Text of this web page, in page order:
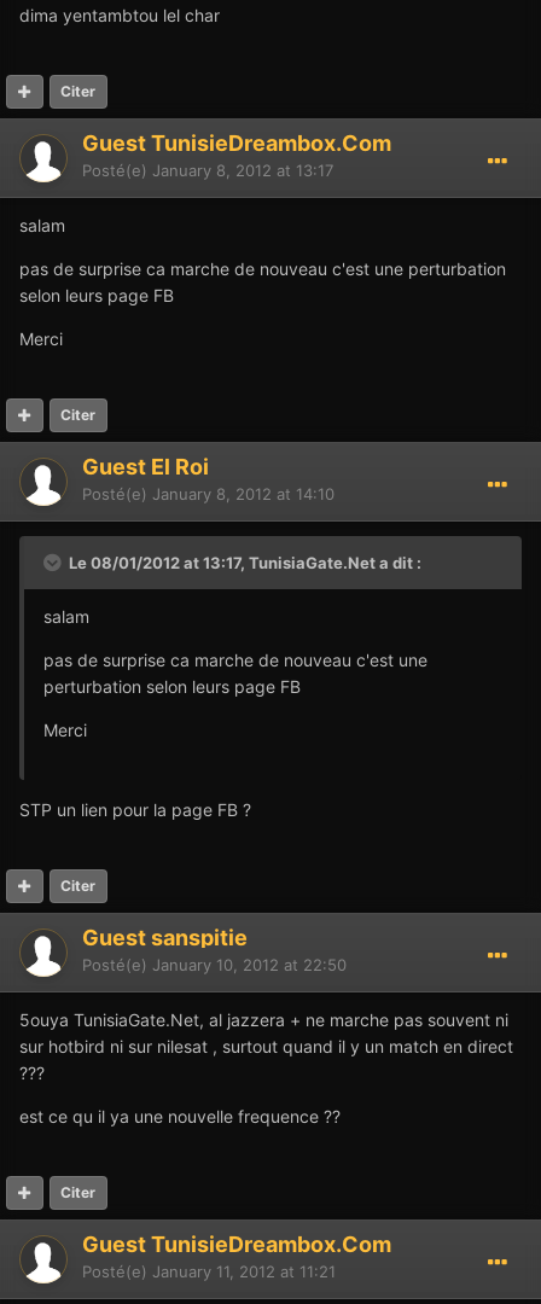
dima yentambtou lel char
Citer
Guest TunisieDreambox.Com
Posté(e) January 8, 2012 at 13:17
salam
pas de surprise ca marche de nouveau c'est une perturbation
selon leurs page FB
Merci
Citer
Guest El Roi
Posté(e) January 8, 2012 at 14:10
Le 08/01/2012 at 13:17, TunisiaGate.Net a dit :
salam
pas de surprise ca marche de nouveau c'est une
perturbation selon leurs page FB
Merci
STP un lien pour la page FB ?
Citer
Guest sanspitie
Posté(e) January 10, 2012 at 22:50
5ouya TunisiaGate.Net, al jazzera + ne marche pas souvent ni
sur hotbird ni sur nilesat , surtout quand il y un match en direct
???
est ce qu il ya une nouvelle frequence ??
Citer
Guest TunisieDreambox.Com
Posté(e) January 11, 2012 at 11:21